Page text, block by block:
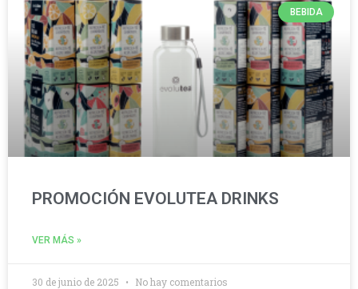
BEBIDA
PROMOCIÓN EVOLUTEA DRINKS
VER MÁS »
30 de junio de 2025 No hay comentarios